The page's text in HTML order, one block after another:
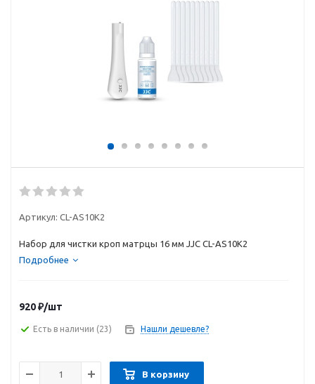
Артикул: CL-AS10K2
Набор для чистки кроп матрцы 16 мм JJC CL-AS10K2
Подробнее
920₽/шт
Есть в наличии (23) Нашли дешевле?
В корзину